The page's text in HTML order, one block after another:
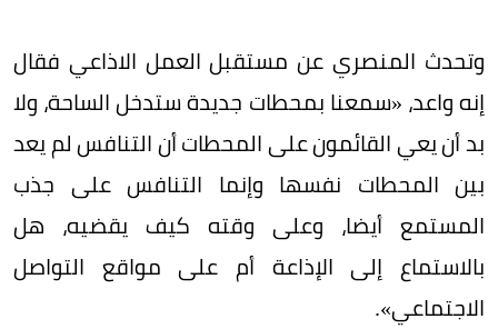
وتحدث المنصري عن مستقبل العمل الاذاعي فقال
إنه واعد، «سمعنا بمحطات جديدة ستدخل الساحة، ولا
بد أن يعي القائمون على المحطات أن التنافس لم يعد
بين المحطات نفسها وإنما التنافس على جذب
المستمع أيضا، وعلى وقته كيف يقضيه، هل
بالاستماع إلى الإذاعة أم على مواقع التواصل
الاجتماعي».